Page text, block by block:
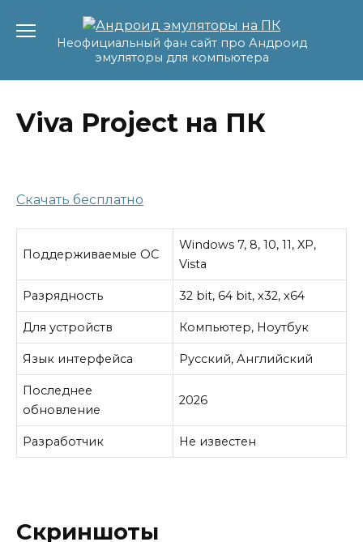
содержаниюНеофициальный фан сайт про Андроид
эмуляторы для компьютера
Viva Project на ПК
Скачать бесплатно
Поддерживаемые ОС
Windows 7, 8, 10, 11, XP,
Vista
Разрядность 32 bit, 64 bit, x32, x64
Для устройств Компьютер, Ноутбук
Язык интерфейса Русский, Английский
Последнее
обновление
2026
Разработчик Не известен
Скриншоты